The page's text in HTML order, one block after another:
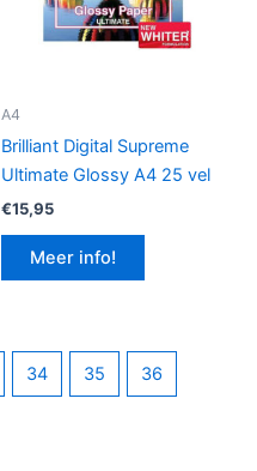
A4
Brilliant Digital Supreme
Ultimate Glossy A4 25 vel
€15,95
Meer info!
34 35 36